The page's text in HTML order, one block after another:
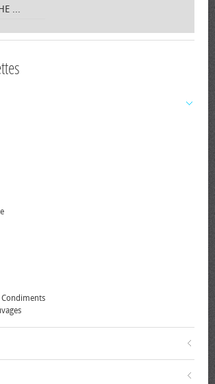
Condiments